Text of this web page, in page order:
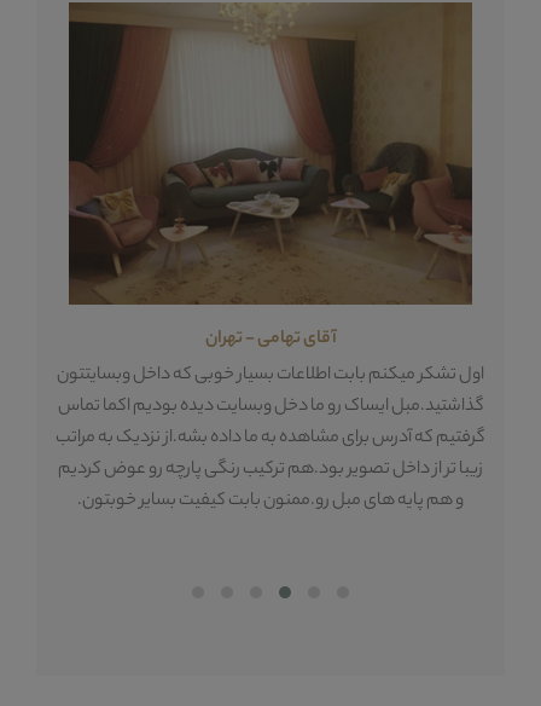
آقای تهامی - تهران
اول تشکر میکنم بابت اطلاعات بسیار خوبی که داخل وبسایتتون
گذاشتید.مبل ایساک رو ما دخل وبسایت دیده بودیم اکما تماس
گرفتیم که آدرس برای مشاهده به ما داده بشه.از نزدیک به مراتب
زیبا تر از داخل تصویر بود.هم ترکیب رنگی پارچه رو عوض کردیم
و هم پایه های مبل رو.ممنون بابت کیفیت بسایر خوبتون.